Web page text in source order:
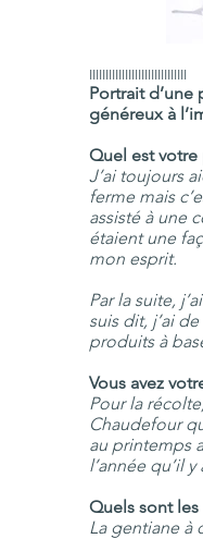
IIIIIIIIIIIIIIIIIIIIIIIIIIIIII
Portrait
généreux à
Quel est votre
J’ai toujours
ferme mais
assisté à une
étaient une
mon esprit.
Par la suite,
suis dit, j’ai
produits à
Vous avez
Pour la
Chaudefour
au printemps
l’année qu’il
Quels sont
La gentiane à